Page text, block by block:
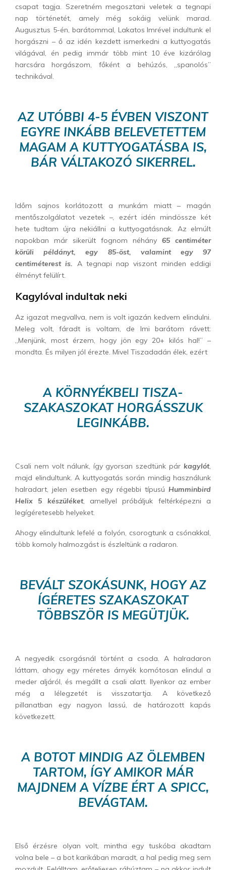
csapat tagja. Szeretném megosztani veletek a tegnapi
nap történetét, amely még sokáig velünk marad.
Augusztus 5-én, barátommal, Lakatos Imrével indultunk el
horgászni – ő az idén kezdett ismerkedni a kuttyogatás
világával, én pedig immár több mint 10 éve kizárólag
harcsára horgászom, főként a behúzós, „spanolós”
technikával.
AZ UTÓBBI 4-5 ÉVBEN VISZONT
EGYRE INKÁBB BELEVETETTEM
MAGAM A KUTTYOGATÁSBA IS,
BÁR VÁLTAKOZÓ SIKERREL.
Időm sajnos korlátozott a munkám miatt – magán
mentőszolgálatot vezetek –, ezért idén mindössze két
hete tudtam újra nekiállni a kuttyogatásnak. Az elmúlt
napokban már sikerült fognom néhány 65 centiméter
körüli példányt, egy 85-öst, valamint egy 97
centiméterest is. A tegnapi nap viszont minden eddigi
élményt felülírt.
Kagylóval indultak neki
Az igazat megvallva, nem is volt igazán kedvem elindulni.
Meleg volt, fáradt is voltam, de Imi barátom rávett:
„Menjünk, most érzem, hogy jön egy 20+ kilós hal!” –
mondta. És milyen jól érezte. Mivel Tiszadadán élek, ezért
A KÖRNYÉKBELI TISZA-
SZAKASZOKAT HORGÁSSZUK
LEGINKÁBB.
Csali nem volt nálunk, így gyorsan szedtünk pár kagylót,
majd elindultunk. A kuttyogatás során mindig használunk
halradart, jelen esetben egy régebbi típusú Humminbird
Helix 5 készüléket, amellyel próbáljuk feltérképezni a
legígéretesebb helyeket.
Ahogy elindultunk lefelé a folyón, csorogtunk a csónakkal,
több komoly halmozgást is észleltünk a radaron.
BEVÁLT SZOKÁSUNK, HOGY AZ
ÍGÉRETES SZAKASZOKAT
TÖBBSZÖR IS MEGÜTJÜK.
A negyedik csorgásnál történt a csoda. A halradaron
láttam, ahogy egy méretes árnyék komótosan elindul a
meder aljáról, és megállt a csali alatt. Ilyenkor az ember
még a lélegzetét is visszatartja. A következő
pillanatban egy nagyon lassú, de határozott kapás
következett.
A BOTOT MINDIG AZ ÖLEMBEN
TARTOM, ÍGY AMIKOR MÁR
MAJDNEM A VÍZBE ÉRT A SPICC,
BEVÁGTAM.
Első érzésre olyan volt, mintha egy tuskóba akadtam
volna bele – a bot karikában maradt, a hal pedig meg sem